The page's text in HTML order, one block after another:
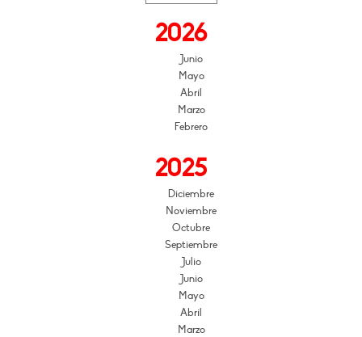
2026
Junio
Mayo
Abril
Marzo
Febrero
2025
Diciembre
Noviembre
Octubre
Septiembre
Julio
Junio
Mayo
Abril
Marzo